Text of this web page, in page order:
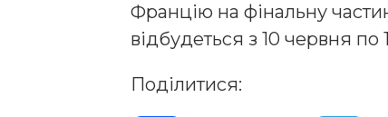
Францію на фінальну
відбудеться з 10 червня по
Поділитися: